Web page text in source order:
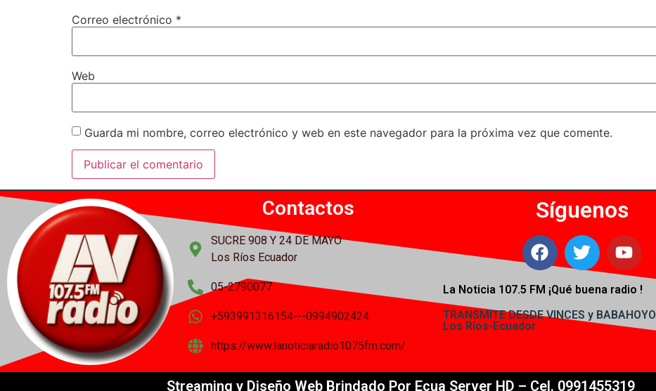
Correo electrónico *
Web
Guarda mi nombre, correo electrónico y web en este navegador para la próxima vez que comente.
Contactos
SUCRE 908 Y 24 DE MAYO
Los Ríos Ecuador
05-2790077
+593991316154---0994902424
https://www.lanoticiaradio1075fm.com/
Síguenos
La Noticia 107.5 FM ¡Qué buena radio !
TRANSMITE DESDE VINCES y BABAHOYO
Los Ríos-Ecuador
Streaming y Diseño Web Brindado Por Ecua Server HD – Cel. 0991455319